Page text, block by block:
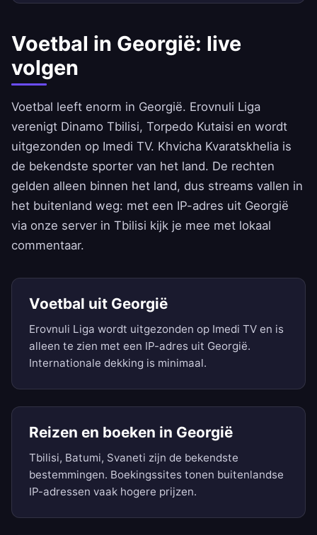
Voetbal in Georgië: live
volgen
Voetbal leeft enorm in Georgië. Erovnuli Liga
verenigt Dinamo Tbilisi, Torpedo Kutaisi en wordt
uitgezonden op Imedi TV. Khvicha Kvaratskhelia is
de bekendste sporter van het land. De rechten
gelden alleen binnen het land, dus streams vallen in
het buitenland weg: met een IP-adres uit Georgië
via onze server in Tbilisi kijk je mee met lokaal
commentaar.
Voetbal uit Georgië
Erovnuli Liga wordt uitgezonden op Imedi TV en is
alleen te zien met een IP-adres uit Georgië.
Internationale dekking is minimaal.
Reizen en boeken in Georgië
Tbilisi, Batumi, Svaneti zijn de bekendste
bestemmingen. Boekingssites tonen buitenlandse
IP-adressen vaak hogere prijzen.